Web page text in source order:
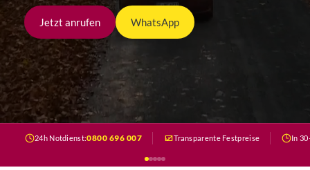
Jetzt anrufen WhatsApp
24h Notdienst:0800 696 007 Transparente Festpreise In